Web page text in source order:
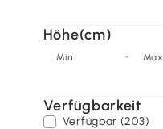
Höhe(cm)
Min - Max
Verfügbarkeit
Verfügbar (203)